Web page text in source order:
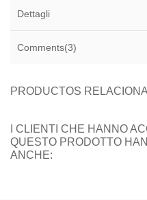
Dettagli
Comments(3)
PRODUCTOS
I CLIENTI CHE HANNO
QUESTO PRODOTTO
ANCHE: